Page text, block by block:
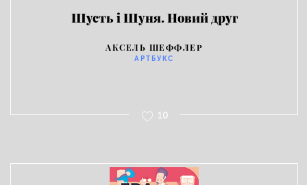
Шусть і Шуня. Новий друг
АКСЕЛЬ ШЕФФЛЕР
АРТБУКС
10